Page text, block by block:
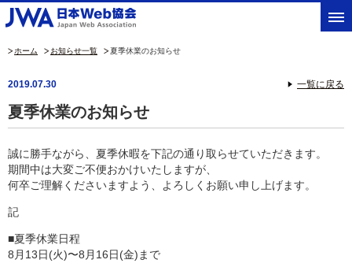
ホーム お知らせ一覧 夏季休業のお知らせ
2019.07.30 一覧に戻る
夏季休業のお知らせ
誠に勝手ながら、夏季休暇を下記の通り取らせていただきます。
期間中は大変ご不便おかけいたしますが、
何卒ご理解くださいますよう、よろしくお願い申し上げます。
記
■夏季休業日程
8月13日(火)〜8月16日(金)まで